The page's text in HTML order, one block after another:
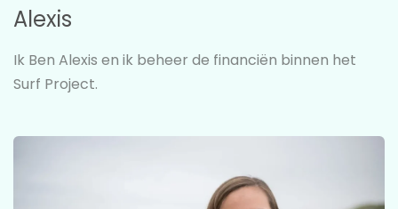
Alexis
Ik Ben Alexis en ik beheer de financiën binnen het
Surf Project.